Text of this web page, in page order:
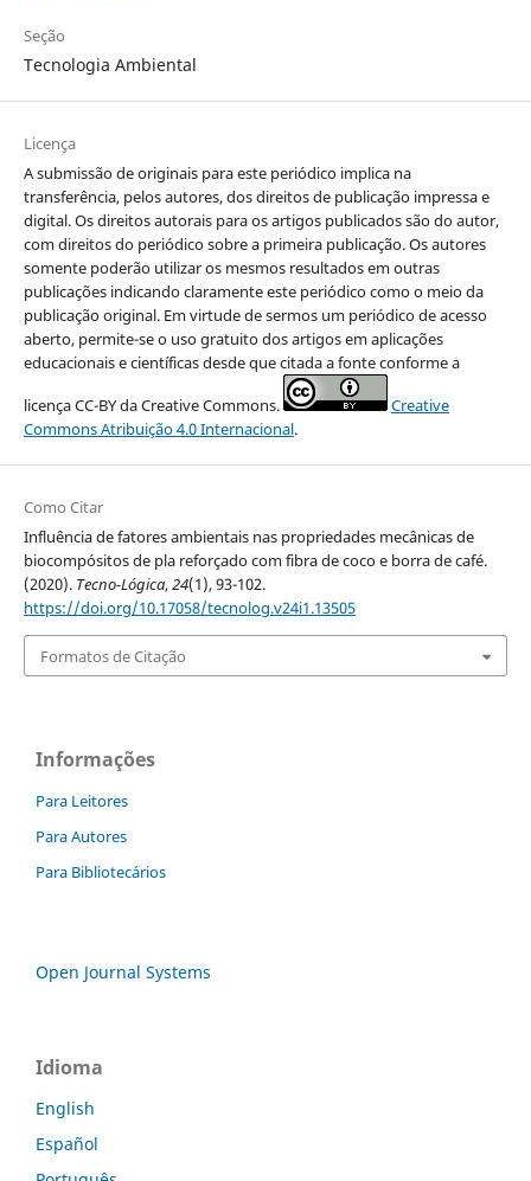
Seção
Tecnologia Ambiental
Licença
A submissão de originais para este periódico implica na
transferência, pelos autores, dos direitos de publicação impressa e
digital. Os direitos autorais para os artigos publicados são do autor,
com direitos do periódico sobre a primeira publicação. Os autores
somente poderão utilizar os mesmos resultados em outras
publicações indicando claramente este periódico como o meio da
publicação original. Em virtude de sermos um periódico de acesso
aberto, permite-se o uso gratuito dos artigos em aplicações
educacionais e científicas desde que citada a fonte conforme a
licença CC-BY da Creative Commons.
Creative
Commons Atribuição 4.0 Internacional.
Como Citar
Influência de fatores ambientais nas propriedades mecânicas de
biocompósitos de pla reforçado com fibra de coco e borra de café.
(2020). Tecno-Lógica,24(1), 93-102.
https://doi.org/10.17058/tecnolog.v24i1.13505
Formatos de Citação
Informações
Para Leitores
Para Autores
Para Bibliotecários
Open Journal Systems
Idioma
English
Español